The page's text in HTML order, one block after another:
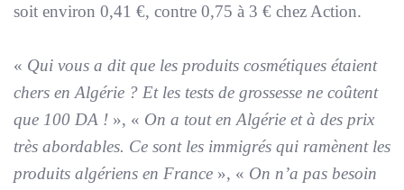
soit environ 0,41 €, contre 0,75 à 3 € chez Action.
« Qui vous a dit que les produits cosmétiques étaient
chers en Algérie ? Et les tests de grossesse ne coûtent
que 100 DA ! », « On a tout en Algérie et à des prix
très abordables. Ce sont les immigrés qui ramènent les
produits algériens en France », « On n’a pas besoin